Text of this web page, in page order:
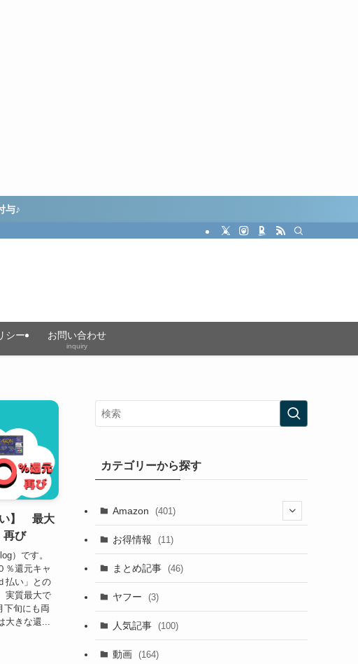
与♪
シー お問い合わせ
inquiry
い】 最大
再び
）です。
％還元キャ
払い」との
実質最大で
下旬にも両
大きな還...
カテゴリーから探す
Amazon (401)
お得情報 (11)
まとめ記事 (46)
ヤフー (3)
人気記事 (100)
動画 (164)